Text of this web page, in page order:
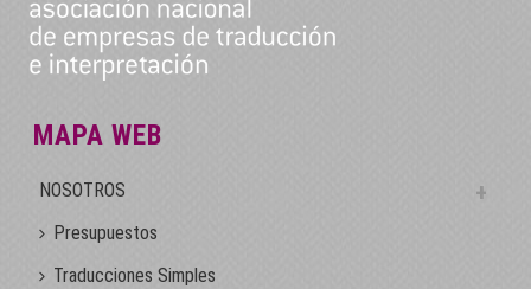
MAPA WEB
NOSOTROS
Presupuestos
Traducciones Simples